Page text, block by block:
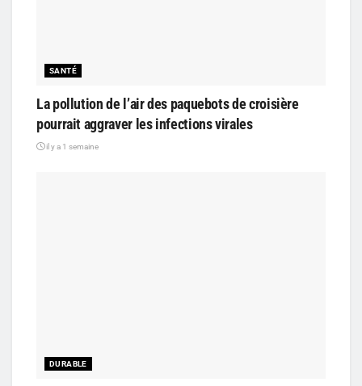
SANTÉ
La pollution de l’air des paquebots de croisière
pourrait aggraver les infections virales
il y a 1 semaine
DURABLE